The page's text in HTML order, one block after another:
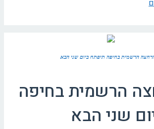
הרשמית בחיפה תיפתח ביום שני הבא
הרשמית בחיפה
שני הבא